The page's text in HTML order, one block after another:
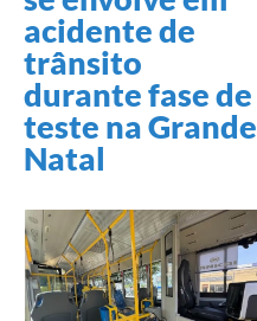
acidente de
trânsito
durante fase de
teste na Grande
Natal